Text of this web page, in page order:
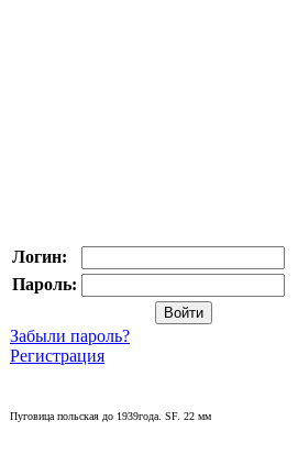
Логин:
Пароль:
Забыли пароль?
Регистрация
Пуговица польская до 1939года. SF. 22 мм